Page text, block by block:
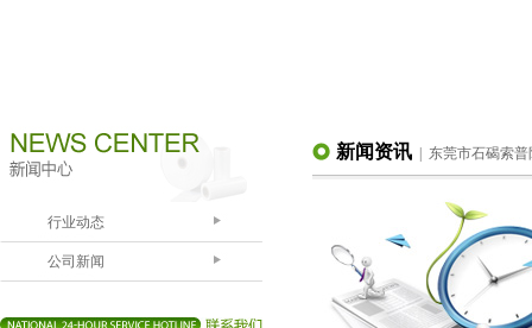
行业动态
公司新闻
新闻资讯 | 东莞市石碣索